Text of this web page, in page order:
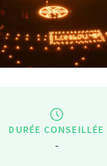
DURÉE CONSEILLÉE
-